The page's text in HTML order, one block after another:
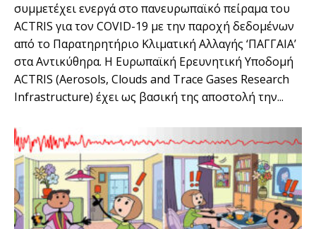
συμμετέχει ενεργά στο πανευρωπαϊκό πείραμα του
ACTRIS για τον COVID-19 με την παροχή δεδομένων
από το Παρατηρητήριο Κλιματική Αλλαγής ‘ΠΑΓΓΑΙΑ’
στα Αντικύθηρα. Η Ευρωπαϊκή Ερευνητική Υποδομή
ACTRIS (Aerosols, Clouds and Trace Gases Research
Infrastructure) έχει ως βασική της αποστολή την...